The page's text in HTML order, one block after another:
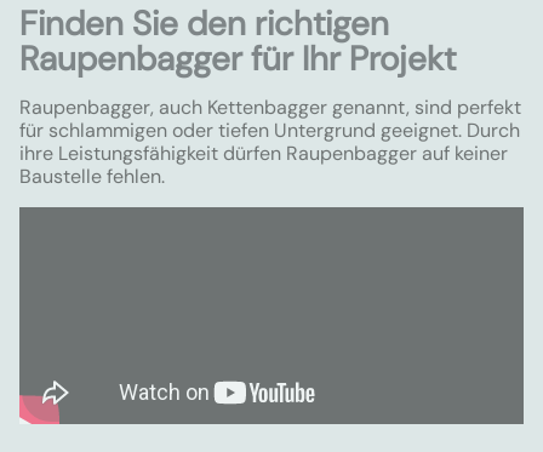
Finden Sie den richtigen
Raupenbagger für Ihr Projekt
Raupenbagger, auch Kettenbagger genannt, sind perfekt
für schlammigen oder tiefen Untergrund geeignet. Durch
ihre Leistungsfähigkeit dürfen Raupenbagger auf keiner
Baustelle fehlen.